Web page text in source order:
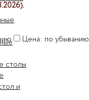
столы
и
Цена: по убыванию